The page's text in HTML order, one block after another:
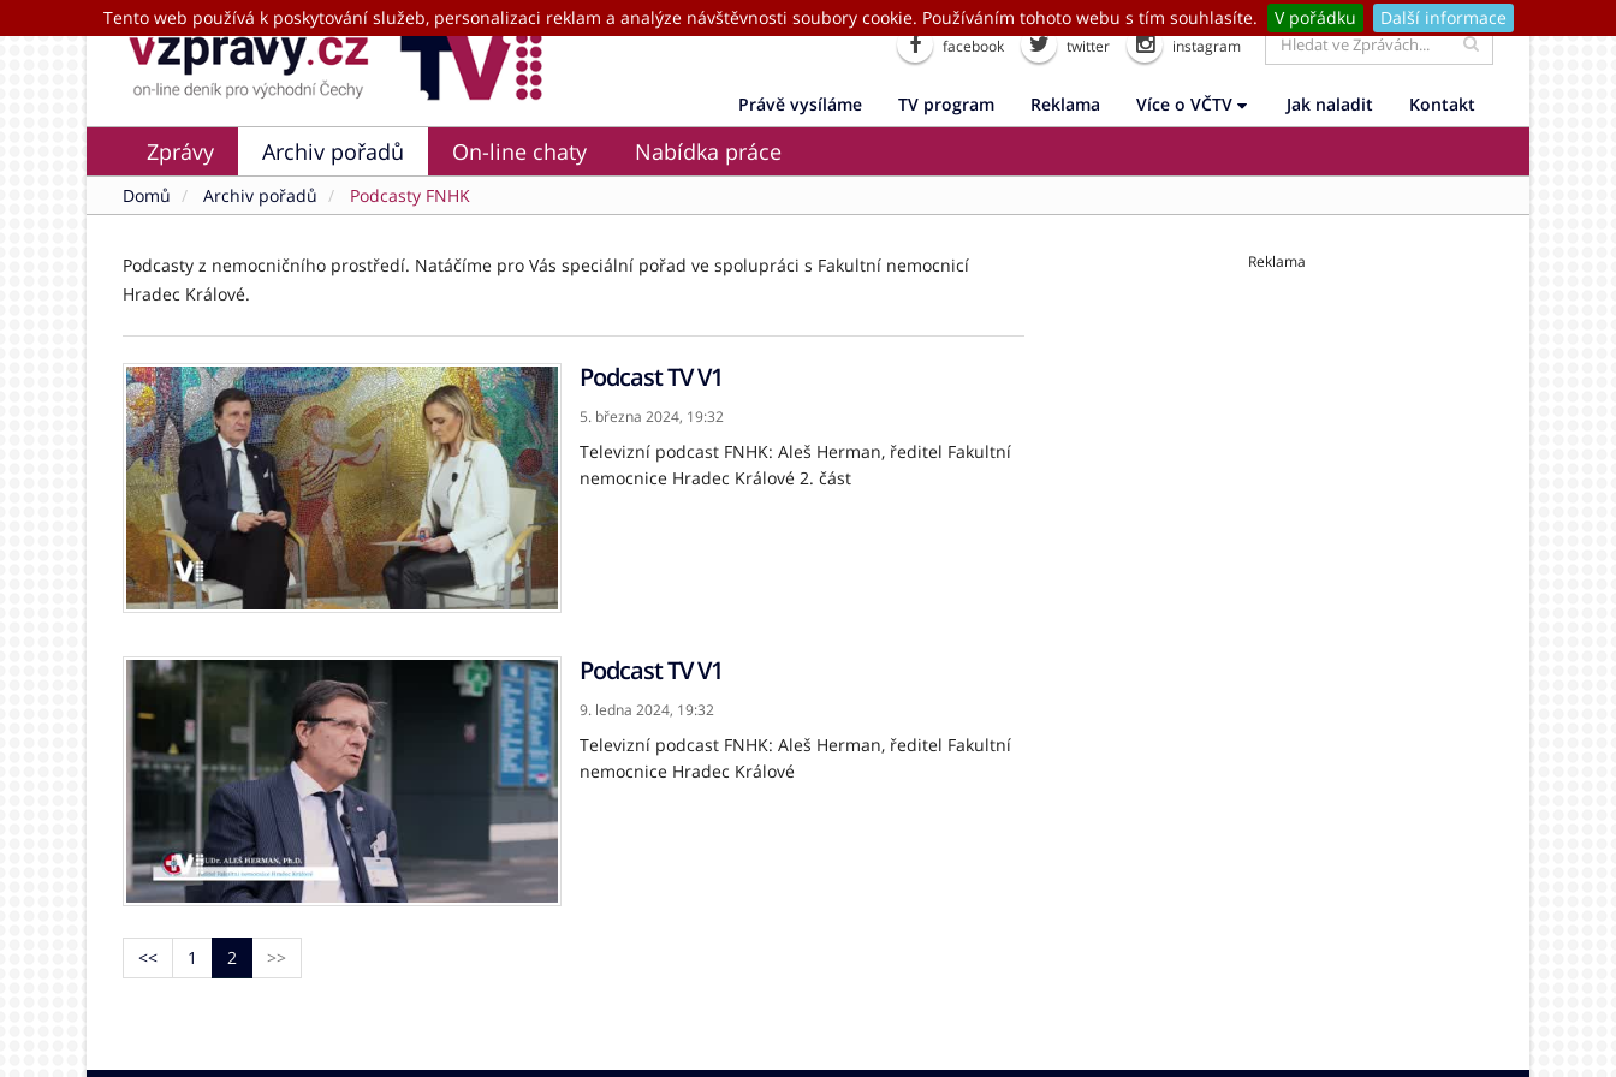
Tento web používá k poskytování služeb, personalizaci reklam a analýze návštěvnosti soubory cookie. Používáním tohoto webu s tím souhlasíte. V pořádku Další informace
facebook twitter instagram
Právě vysíláme TV program Reklama Více o VČTV Jak naladit Kontakt
Zprávy Archiv pořadů On-line chaty Nabídka práce
Domů Archiv pořadů Podcasty FNHK
Podcasty z nemocničního prostředí. Natáčíme pro Vás speciální pořad ve spolupráci s Fakultní nemocnicí
Hradec Králové.
Podcast TV V1
5. března 2024, 19:32
Televizní podcast FNHK: Aleš Herman, ředitel Fakultní
nemocnice Hradec Králové 2. část
Podcast TV V1
9. ledna 2024, 19:32
Televizní podcast FNHK: Aleš Herman, ředitel Fakultní
nemocnice Hradec Králové
<< 1 2 >>
Reklama